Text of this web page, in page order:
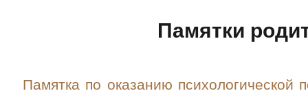
Памятки
Памятка по оказанию психологической